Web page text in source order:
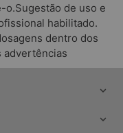
o.Sugestão de uso e
habilitado.
dentro dos
advertências